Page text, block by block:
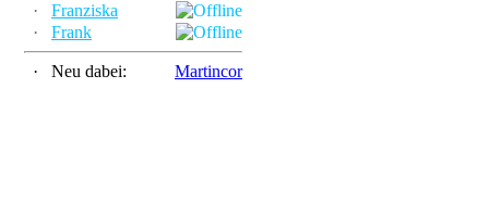
·
Franziska
·
Frank
· Neu dabei: Martincor